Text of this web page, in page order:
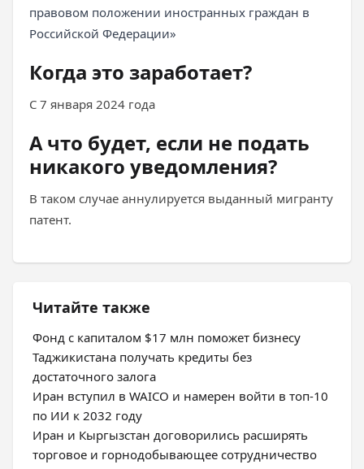
правовом положении иностранных граждан в
Российской Федерации»
Когда это заработает?
С 7 января 2024 года
А что будет, если не подать
никакого уведомления?
В таком случае аннулируется выданный мигранту
патент.
Читайте также
Фонд с капиталом $17 млн поможет бизнесу
Таджикистана получать кредиты без
достаточного залога
Иран вступил в WAICO и намерен войти в топ-10
по ИИ к 2032 году
Иран и Кыргызстан договорились расширять
торговое и горнодобывающее сотрудничество